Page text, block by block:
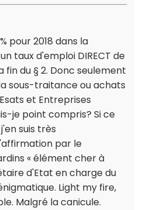
pour 2018 dans la
taux d'emploi DIRECT de
fin du § 2. Donc seulement
sous-traitance ou achats
et Entreprises
je point compris? Si ce
suis très
par le
« élément cher à
d'Etat en charge du
Light my fire,
Malgré la canicule.